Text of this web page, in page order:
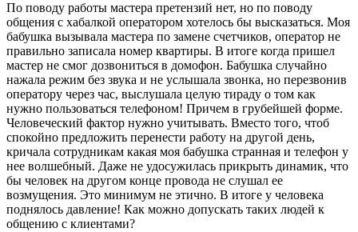
По поводу работы мастера претензий нет, но по поводу
общения с хабалкой оператором хотелось бы высказаться. Моя
бабушка вызывала мастера по замене счетчиков, оператор не
правильно записала номер квартиры. В итоге когда пришел
мастер не смог дозвониться в домофон. Бабушка случайно
нажала режим без звука и не услышала звонка, но перезвонив
оператору через час, выслушала целую тираду о том как
нужно пользоваться телефоном! Причем в грубейшей форме.
Человеческий фактор нужно учитывать. Вместо того, чтоб
спокойно предложить перенести работу на другой день,
кричала сотрудникам какая моя бабушка странная и телефон у
нее волшебный. Даже не удосужилась прикрыть динамик, что
бы человек на другом конце провода не слушал ее
возмущения. Это минимум не этично. В итоге у человека
поднялось давление! Как можно допускать таких людей к
общению с клиентами?